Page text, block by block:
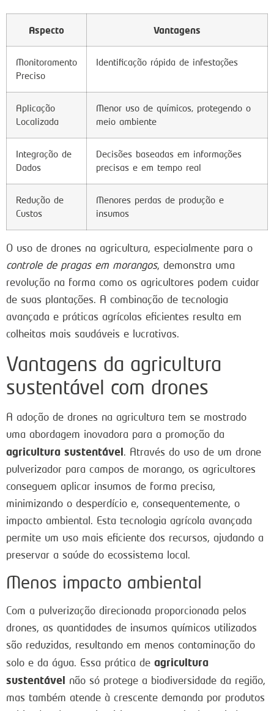
Aspecto Vantagens
Monitoramento
Preciso
Identificação rápida de infestações
Aplicação
Localizada
Menor uso de químicos, protegendo o
meio ambiente
Integração de
Dados
Decisões baseadas em informações
precisas e em tempo real
Redução de
Custos
Menores perdas de produção e
insumos
O uso de drones na agricultura, especialmente para o
controle de pragas em morangos, demonstra uma
revolução na forma como os agricultores podem cuidar
de suas plantações. A combinação de tecnologia
avançada e práticas agrícolas eficientes resulta em
colheitas mais saudáveis e lucrativas.
Vantagens da agricultura
sustentável com drones
A adoção de drones na agricultura tem se mostrado
uma abordagem inovadora para a promoção da
agricultura sustentável. Através do uso de um drone
pulverizador para campos de morango, os agricultores
conseguem aplicar insumos de forma precisa,
minimizando o desperdício e, consequentemente, o
impacto ambiental. Esta tecnologia agrícola avançada
permite um uso mais eficiente dos recursos, ajudando a
preservar a saúde do ecossistema local.
Menos impacto ambiental
Com a pulverização direcionada proporcionada pelos
drones, as quantidades de insumos químicos utilizados
são reduzidas, resultando em menos contaminação do
solo e da água. Essa prática de agricultura
sustentável não só protege a biodiversidade da região,
mas também atende à crescente demanda por produtos